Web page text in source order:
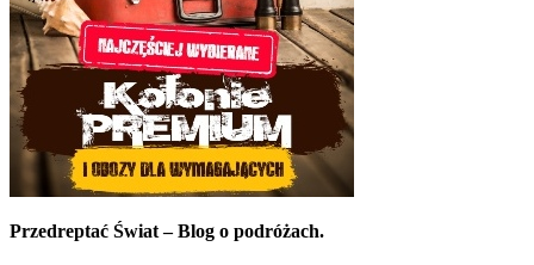
Przedreptać Świat – Blog o podróżach.